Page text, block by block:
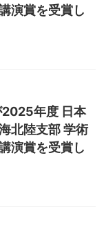
演賞を受賞し
年度 日本
北陸支部 学術
演賞を受賞し